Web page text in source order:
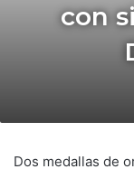
con
Dos medallas de